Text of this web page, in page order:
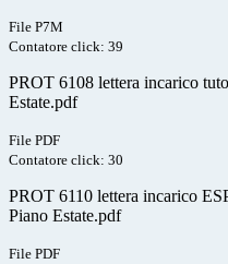
File P7M
Contatore click: 39
PROT 6108 lettera incarico
Estate.pdf
File PDF
Contatore click: 30
PROT 6110 lettera incarico
Piano Estate.pdf
File PDF